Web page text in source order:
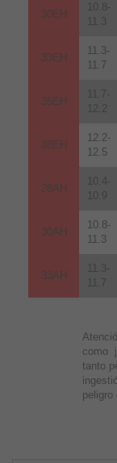
30EH
10.8-
11.3
33EH
11.3-
11.7
35EH
11.7-
12.2
38EH
12.2-
12.5
28AH
10.4-
10.9
30AH
10.8-
11.3
33AH
11.3-
11.7
como
tanto
peligro